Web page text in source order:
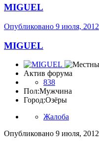
MIGUEL
Опубликовано 9 июля, 2012
MIGUEL
Актив форума
838
Пол:Мужчина
Город:Озёры
Жалоба
Опубликовано 9 июля, 2012